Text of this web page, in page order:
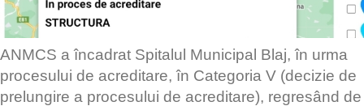
ANMCS a încadrat Spitalul Municipal Blaj, în urma
procesului de acreditare, în Categoria V (decizie de
prelungire a procesului de acreditare), regresând de